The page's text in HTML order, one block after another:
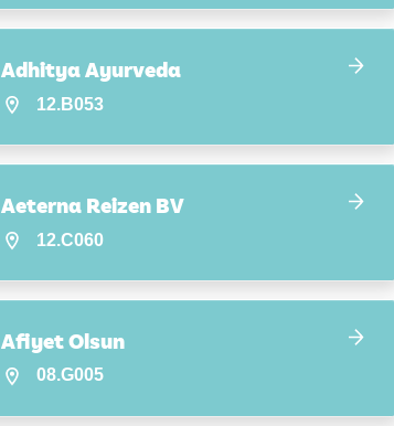
Adhitya Ayurveda
12.B053
Aeterna Reizen BV
12.C060
Afiyet Olsun
08.G005